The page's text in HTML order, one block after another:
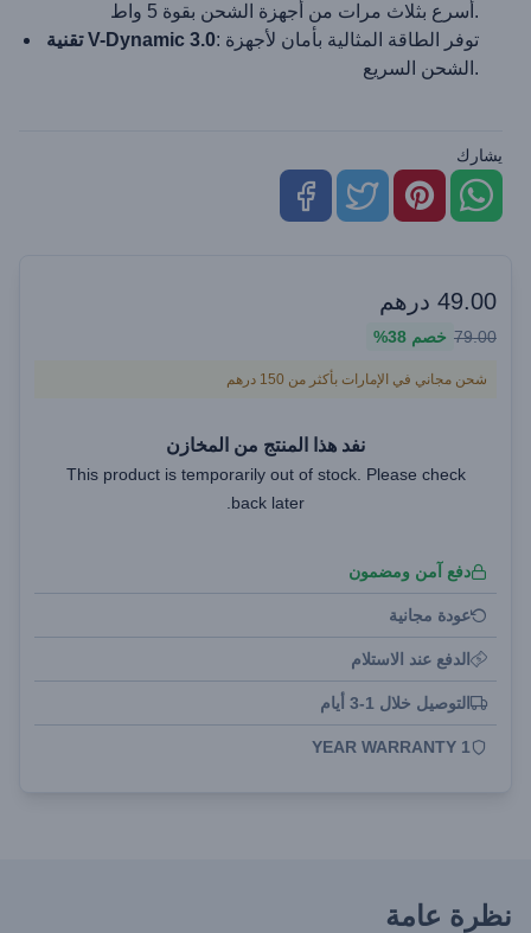
أسرع بثلاث مرات من أجهزة الشحن بقوة 5 واط.
تقنية V-Dynamic 3.0: توفر الطاقة المثالية بأمان لأجهزة
الشحن السريع.
يشارك
49.00 درهم
79.00 خصم 38%
شحن مجاني في الإمارات بأكثر من 150 درهم
نفد هذا المنتج من المخازن
This product is temporarily out of stock. Please check
back later.
دفع آمن ومضمون
عودة مجانية
الدفع عند الاستلام
التوصيل خلال 1-3 أيام
1 YEAR WARRANTY
نظرة عامة